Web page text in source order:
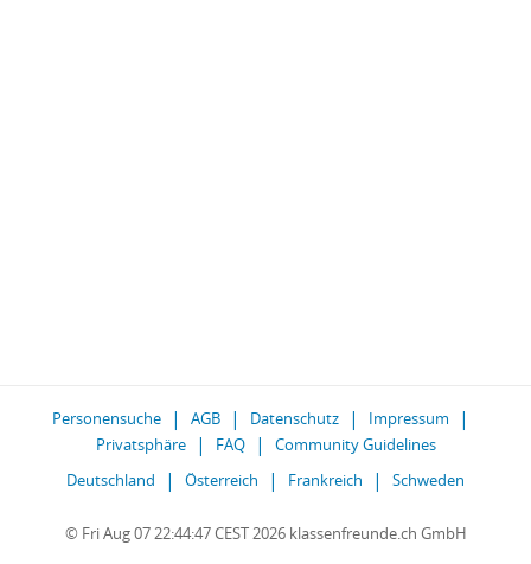
Personensuche AGB Datenschutz
Impressum
Privatsphäre
FAQ
Community Guidelines
Deutschland
Österreich Frankreich Schweden
© Fri Aug 07 22:44:47 CEST 2026 klassenfreunde.ch GmbH